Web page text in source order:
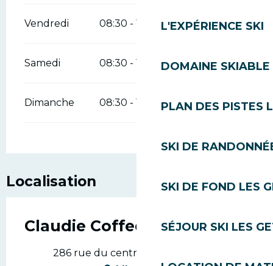
L'EXPÉRIENCE SKI
DOMAINE SKIABLE
PLAN DES PISTES
SKI DE
SKI DE FOND LES
SÉJOUR SKI LES
Vendredi 08:30 - 18:30
Samedi 08:30 - 18:30
Dimanche 08:30 - 18:30
Localisation
Claudie Coffee Shop
286 rue du centre, 74260 Les Gets